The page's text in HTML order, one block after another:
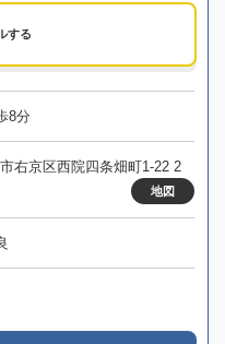
する
8分
右京区西院四条畑町1-22 2
地図